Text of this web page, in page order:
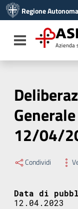
Vai al menu di
Vai al footer
Regione
Toggle Azienda
12/04/
Condividi
Data di
12.04.2023